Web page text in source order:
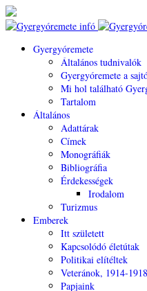
Gyergyóremete
Általános tudnivalók
Gyergyóremete a
Mi hol található
Tartalom
Általános
Adattárak
Címek
Monográfiák
Bibliográfia
Érdekességek
Irodalom
Turizmus
Emberek
Itt született
Kapcsolódó életútak
Politikai elítéltek
Veteránok, 1914-1918
Papjaink